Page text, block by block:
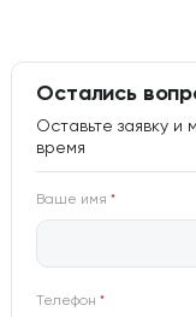
Остались
Оставьте заявку
время
Ваше имя*
Телефон*